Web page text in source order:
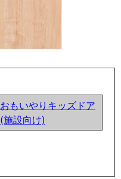
おもいやりキッズドア
(施設向け)